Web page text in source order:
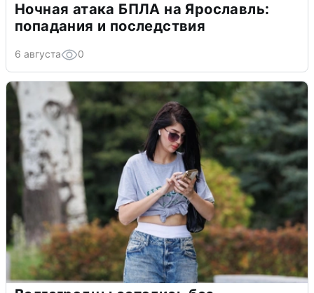
Ночная атака БПЛА на Ярославль:
попадания и последствия
6 августа 0